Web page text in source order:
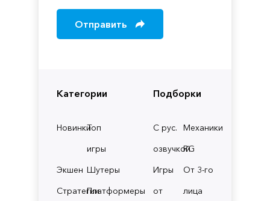
Категории
НовинкиТоп
игры
Экшен Шутеры
СтратегииПлатформеры
Подборки
С рус.
озвучкой
Механики
RG
Игры
от
От 3-го
лица
Отправить